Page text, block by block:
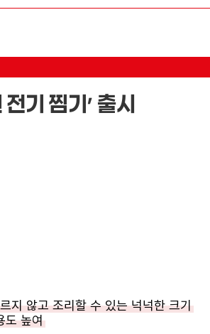
최신 뉴스
기 찜기’ 출시
지 않고 조리할 수 있는 넉넉한 크기
도 높여